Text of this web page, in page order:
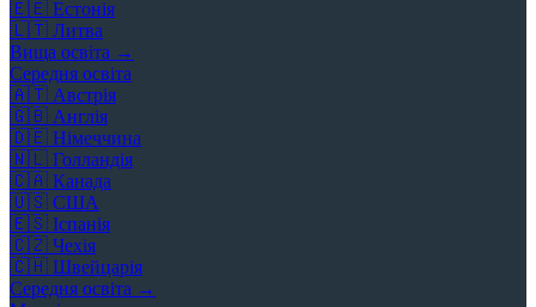
🇪🇪 Естонія
🇱🇹 Литва
Вища освіта →
Середня освіта
🇦🇹 Австрія
🇬🇧 Англія
🇩🇪 Німеччина
🇳🇱 Голландія
🇨🇦 Канада
🇺🇸 США
🇪🇸 Іспанія
🇨🇿 Чехія
🇨🇭 Швейцарія
Середня освіта →